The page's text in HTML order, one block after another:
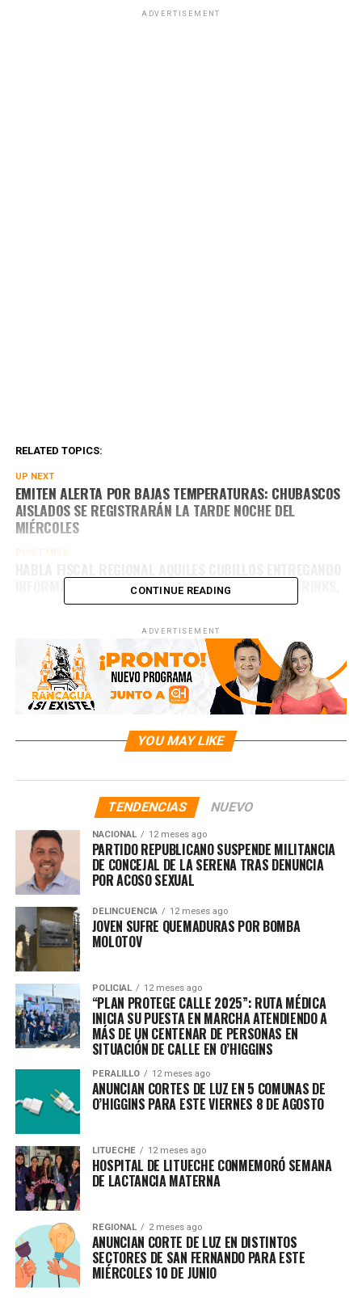
ADVERTISEMENT
RELATED TOPICS:
UP NEXT
EMITEN ALERTA POR BAJAS TEMPERATURAS: CHUBASCOS
AISLADOS SE REGISTRARÁN LA TARDE NOCHE DEL
MIÉRCOLES
DON'T MISS
INFORMACIÓN SOBRE INFORMACIÓN DEL ROBO A BRINKS.
CONTINUE READING
ADVERTISEMENT
YOU MAY LIKE
TENDENCIAS NUEVO
NACIONAL 12 meses ago
PARTIDO REPUBLICANO SUSPENDE MILITANCIA
DE CONCEJAL DE LA SERENA TRAS DENUNCIA
POR ACOSO SEXUAL
DELINCUENCIA 12 meses ago
JOVEN SUFRE QUEMADURAS POR BOMBA
MOLOTOV
POLICIAL 12 meses ago
“PLAN PROTEGE CALLE 2025”: RUTA MÉDICA
INICIA SU PUESTA EN MARCHA ATENDIENDO A
MÁS DE UN CENTENAR DE PERSONAS EN
SITUACIÓN DE CALLE EN O’HIGGINS
PERALILLO 12 meses ago
ANUNCIAN CORTES DE LUZ EN 5 COMUNAS DE
O’HIGGINS PARA ESTE VIERNES 8 DE AGOSTO
LITUECHE 12 meses ago
HOSPITAL DE LITUECHE CONMEMORÓ SEMANA
DE LACTANCIA MATERNA
REGIONAL 2 meses ago
ANUNCIAN CORTE DE LUZ EN DISTINTOS
SECTORES DE SAN FERNANDO PARA ESTE
MIÉRCOLES 10 DE JUNIO